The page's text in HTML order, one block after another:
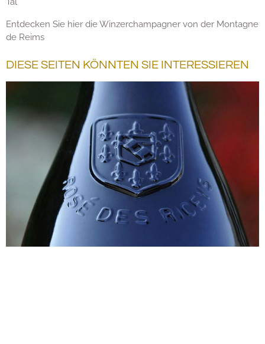
Entdecken Sie hier die Winzerchampagner von der Montagne
de Reims
DIESE SEITEN KÖNNTEN SIE INTERESSIEREN